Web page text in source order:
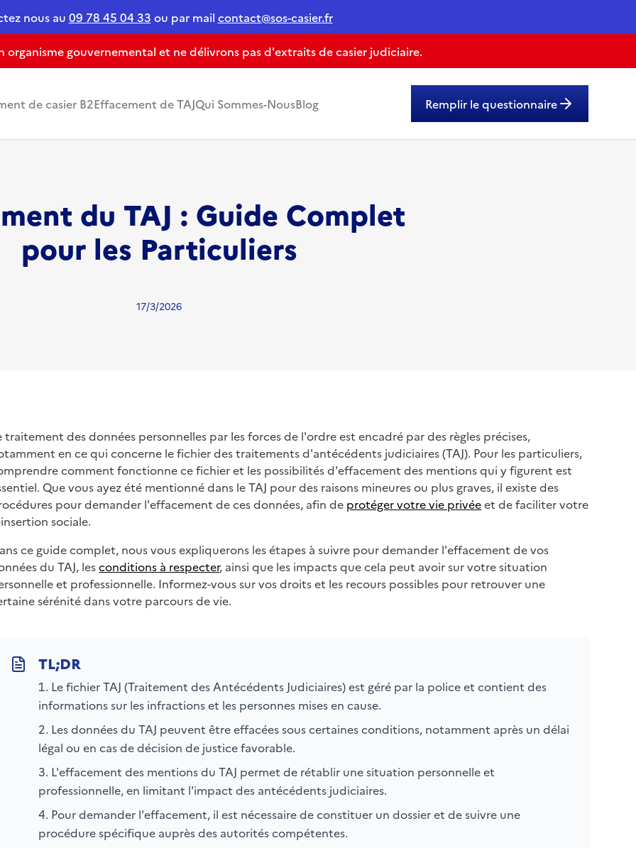
nous au 09 78 45 04 33 ou par mail contact@sos-casier.fr
organisme gouvernemental et ne délivrons pas d'extraits de casier judiciaire.
de casier B2Effacement de TAJQui Sommes-NousBlog Remplir le questionnaire
du TAJ : Guide Complet
pour les Particuliers
17/3/2026
traitement des données personnelles par les forces de l'ordre est encadré par des règles précises,
en ce qui concerne le fichier des traitements d'antécédents judiciaires (TAJ). Pour les particuliers,
comment fonctionne ce fichier et les possibilités d'effacement des mentions qui y figurent est
Que vous ayez été mentionné dans le TAJ pour des raisons mineures ou plus graves, il existe des
pour demander l'effacement de ces données, afin de protéger votre vie privéeet de faciliter votre
sociale.
ce guide complet, nous vous expliquerons les étapes à suivre pour demander l'effacement de vos
du TAJ, lesconditions à respecter, ainsi que les impacts que cela peut avoir sur votre situation
et professionnelle. Informez-vous sur vos droits et les recours possibles pour retrouver une
sérénité dans votre parcours de vie.
Le fichier TAJ (Traitement des Antécédents Judiciaires) est géré par la police et contient des
informations sur les infractions et les personnes mises en cause.
Les données du TAJ peuvent être effacées sous certaines conditions, notamment après un délai
légal ou en cas de décision de justice favorable.
L'effacement des mentions du TAJ permet de rétablir une situation personnelle et
professionnelle, en limitant l'impact des antécédents judiciaires.
Pour demander l'effacement, il est nécessaire de constituer un dossier et de suivre une
procédure spécifique auprès des autorités compétentes.